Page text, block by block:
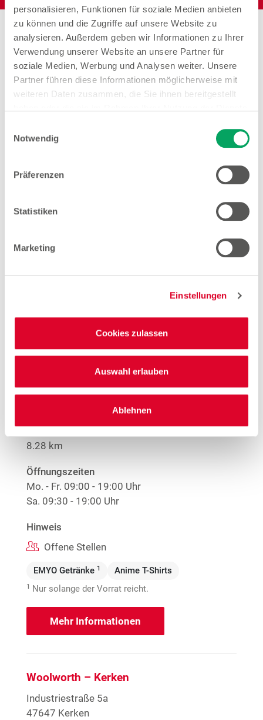
personalisieren, Funktionen für soziale Medien anbieten
zu können und die Zugriffe auf unsere Website zu
analysieren. Außerdem geben wir Informationen zu Ihrer
Verwendung unserer Website an unsere Partner für
soziale Medien, Werbung und Analysen weiter. Unsere
Partner führen diese Informationen möglicherweise mit
weiteren Daten zusammen, die Sie ihnen bereitgestellt
Einstellungen zu den Cookies finden Sie
Notwendig
Präferenzen
Statistiken
Marketing
Einstellungen
Cookies zulassen
Auswahl erlauben
Ablehnen
Stores in der Nähe von
Woolworth – Kamp-Lintfort
Baustraße 29
47441 Moers
Entfernung
Öffnungszeiten
Hinweis
Offene Stellen
Woolworth – Moers
Homberger Straße 18
8.28 km
Öffnungszeiten
Mo. - Fr. 09:00 - 19:00 Uhr
Sa. 09:30 - 19:00 Uhr
Hinweis
Offene Stellen
EMYO Getränke 1 Anime T-Shirts
1 Nur solange der Vorrat reicht.
Mehr Informationen
Woolworth – Kerken
Industriestraße 5a
47647 Kerken